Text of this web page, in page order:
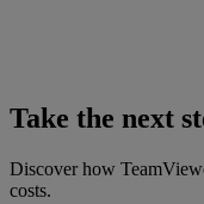
Take the next
Discover how
costs.